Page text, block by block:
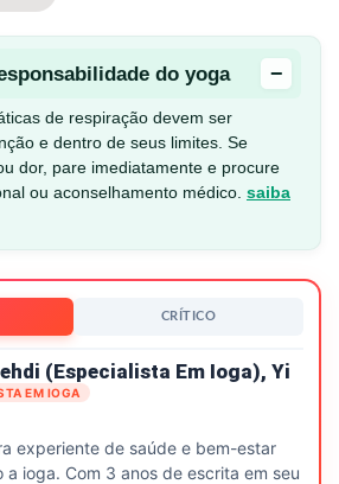
do yoga −
de respiração devem ser
e dentro de seus limites. Se
dor, pare imediatamente e procure
ou aconselhamento médico. saiba
CRÍTICO
(especialista Em Ioga), Yi
EM IOGA
experiente de saúde e bem-estar
a ioga. Com 3 anos de escrita em seu